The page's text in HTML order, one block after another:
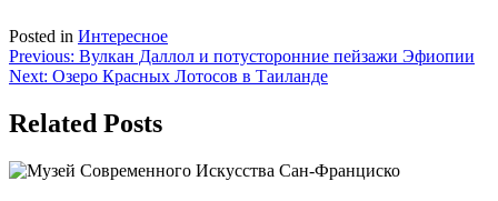
Posted in Интересное
Навигация
по
записям
Previous: Вулкан Даллол и потусторонние пейзажи Эфиопии
Next: Озеро Красных Лотосов в Таиланде
Related Posts